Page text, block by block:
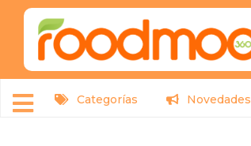
Categorías Novedades